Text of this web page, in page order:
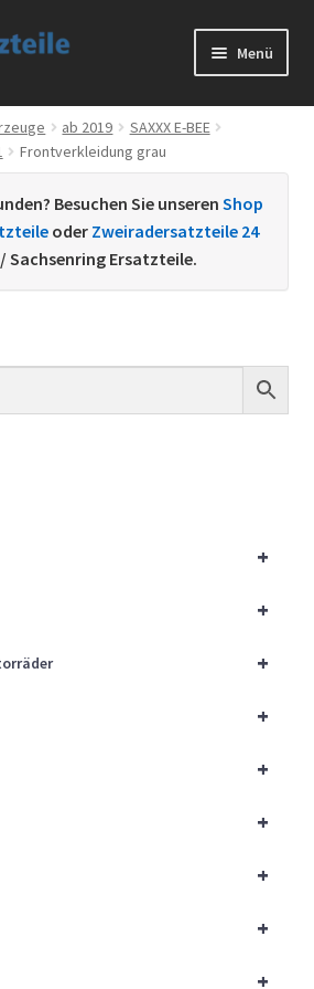
Menü
ab 2019
SAXXX E-BEE
Frontverkleidung grau
Besuchen Sie unseren Shop
oder Zweiradersatzteile 24
Sachsenring Ersatzteile.
+
+
+
+
+
+
+
+
+